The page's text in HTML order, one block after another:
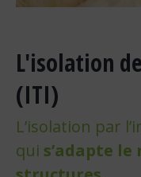
L'isolation
(ITI)
L’isolation par
qui s’adapte